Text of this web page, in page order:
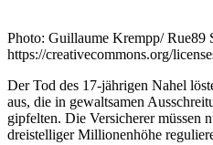
Photo: Guillaume Krempp/ Rue89
https://creativecommons.org/
Der Tod des 17-jährigen Nahel
aus, die in gewaltsamen
gipfelten. Die Versicherer müssen
dreistelliger Millionenhöhe